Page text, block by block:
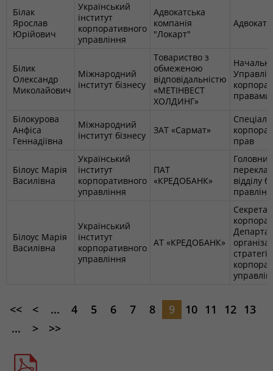
Білак
Ярослав
Юрійович
Український
інститут
корпоративного
управління
Адвокатська
компанія
"Локарт"
Адвокат
Білик
Олександр
Миколайович
Міжнародний
інститут бізнесу
Товариство з
обмеженою
відповідальністю
«МЕТІНВЕСТ
ХОЛДИНГ»
правами
Білокурова
Анфіса
Геннадіївна
Міжнародний
інститут бізнесу
ЗАТ «Сармат»
прав
Білоус Марія
Василівна
Український
інститут
корпоративного
управління
ПАТ
«КРЕДОБАНК»
Головний
відділу
Білоус Марія
Василівна
Український
інститут
корпоративного
управління
АТ «КРЕДОБАНК»
Секретар
<< < ... 4 5 6 7 8 9 10 11 12 13
...
> >>